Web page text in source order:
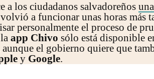
a los ciudadanos salvadoreños
a funcionar unas horas más
personalmente el proceso de
app Chivo sólo está disponible
aunque el gobierno quiere que
y Google.